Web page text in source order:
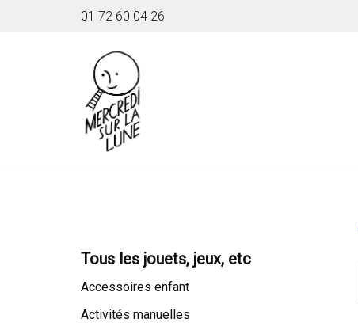
01 72 60 04 26
Tous les jouets, jeux, etc
Accessoires enfant
Activités manuelles